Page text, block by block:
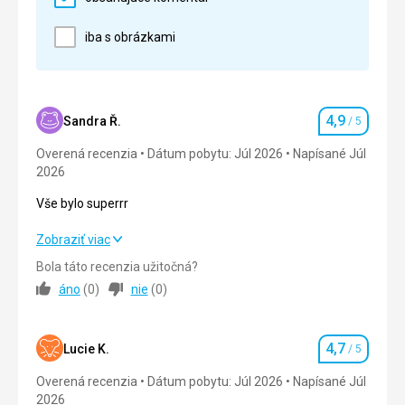
Cena
Ubytovanie
Měly jsme výhled na oceán a pozoroval krásné
Táto recenzia bola preložená automaticky pomocou
iba s obrázkami
Sandra Ř. Hodnotenie
4,9 / 5
Overená recenzia Dátum pobytu: Júl 2026
Napísané Júl
2026
Vše bylo superrr
Vše bylo superrr
Strava
Okolie 4,0/ 5
Služby 5,0/ 5
Zobraziť viac
Bola táto recenzia užitočná?
áno (0) nie (0)
Lucie K. Hodnotenie
4,7 / 5
Overená recenzia Dátum pobytu: Júl 2026
Napísané Júl
2026